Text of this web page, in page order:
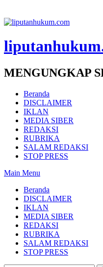
MENGUNGKAP
Beranda
DISCLAIMER
IKLAN
MEDIA SIBER
REDAKSI
RUBRIKA
SALAM REDAKSI
STOP PRESS
Main Menu
Beranda
DISCLAIMER
IKLAN
MEDIA SIBER
REDAKSI
RUBRIKA
SALAM REDAKSI
STOP PRESS